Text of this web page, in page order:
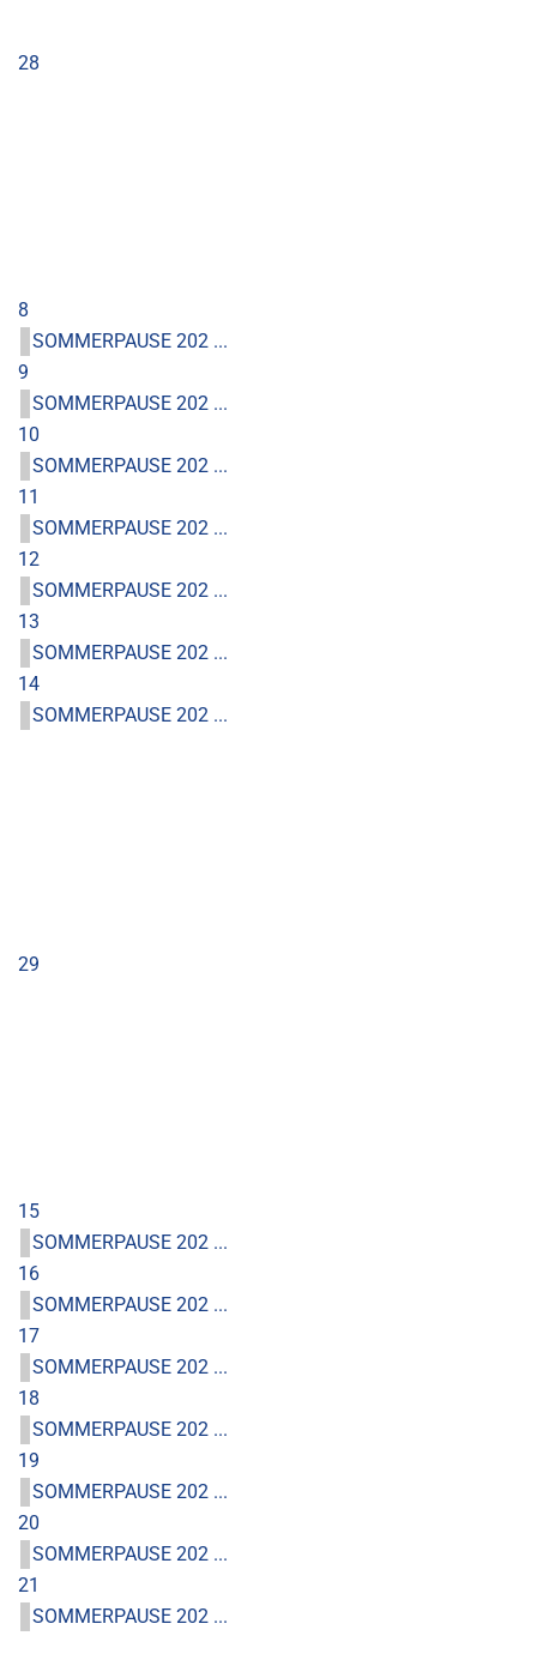
28
8
SOMMERPAUSE 202 ...
9
SOMMERPAUSE 202 ...
10
SOMMERPAUSE 202 ...
11
SOMMERPAUSE 202 ...
12
SOMMERPAUSE 202 ...
13
SOMMERPAUSE 202 ...
14
SOMMERPAUSE 202 ...
29
15
SOMMERPAUSE 202 ...
16
SOMMERPAUSE 202 ...
17
SOMMERPAUSE 202 ...
18
SOMMERPAUSE 202 ...
19
SOMMERPAUSE 202 ...
20
SOMMERPAUSE 202 ...
21
SOMMERPAUSE 202 ...